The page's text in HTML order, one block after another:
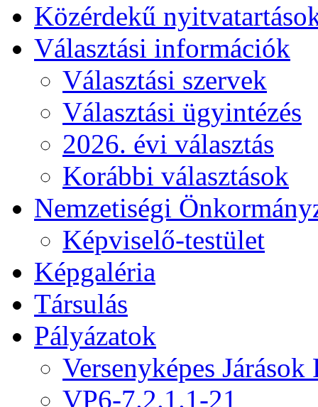
Közérdekű
Választási információk
Választási szervek
Választási ügyintézés
2026. évi választás
Korábbi választások
Nemzetiségi
Képviselő-testület
Képgaléria
Társulás
Pályázatok
Versenyképes Járások
VP6-7.2.1.1-21